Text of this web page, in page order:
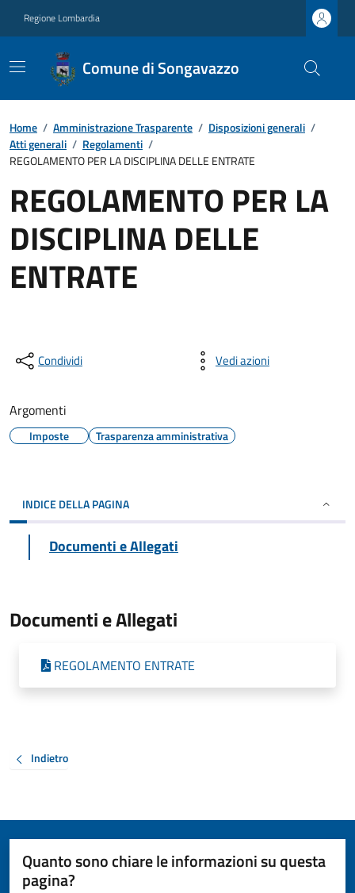
Regione Lombardia
Comune di Songavazzo
Home / Amministrazione Trasparente / Disposizioni generali /
Atti generali / Regolamenti /
REGOLAMENTO PER LA DISCIPLINA DELLE ENTRATE
REGOLAMENTO PER LA
DISCIPLINA DELLE
ENTRATE
Condividi Vedi azioni
Argomenti
Imposte Trasparenza amministrativa
INDICE DELLA PAGINA
Documenti e Allegati
Documenti e Allegati
REGOLAMENTO ENTRATE
Indietro
Quanto sono chiare le informazioni su questa
pagina?